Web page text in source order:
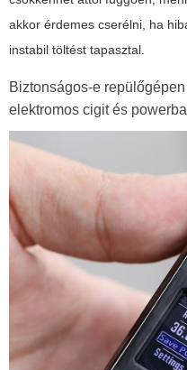
akkor érdemes cserélni, ha
instabil töltést tapasztal.
Biztonságos-e
elektromos cigit és